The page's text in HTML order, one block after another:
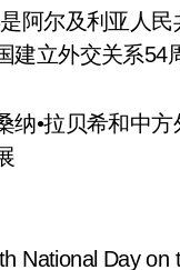
阿尔及利亚人
建立外交关系54
纳•拉贝希和中
National Day